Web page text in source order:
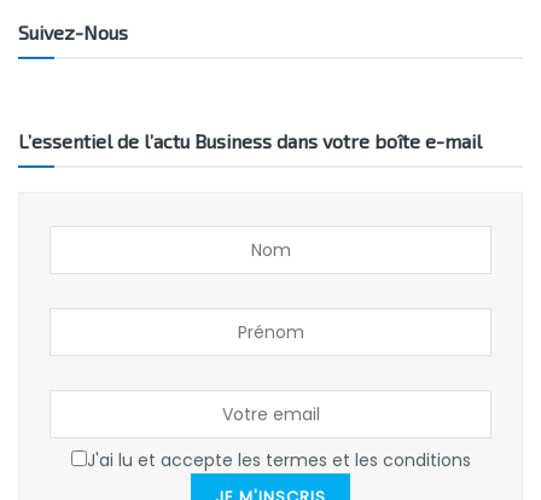
Suivez-Nous
L’essentiel de l’actu Business dans votre boîte e-mail
J'ai lu et accepte les termes et les conditions